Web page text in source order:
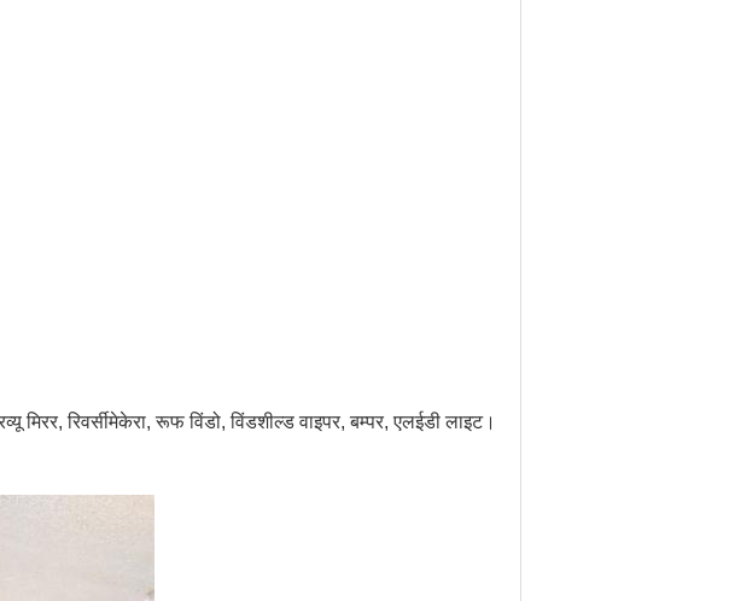
मिरर, रिवर्सीमेकेरा, रूफ विंडो, विंडशील्ड वाइपर, बम्पर, एलईडी लाइट।